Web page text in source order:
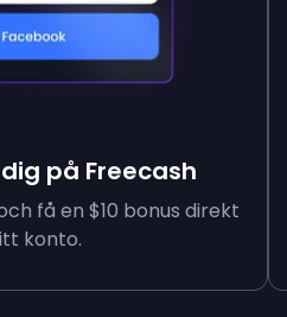
på Freecash
få en $10 bonus direkt
konto.